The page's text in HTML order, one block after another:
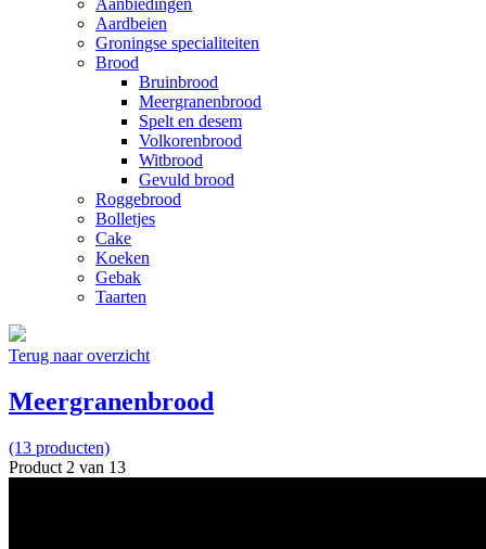
Aardbeien
Groningse specialiteiten
Brood
Bruinbrood
Meergranenbrood
Spelt en desem
Volkorenbrood
Witbrood
Gevuld brood
Roggebrood
Bolletjes
Cake
Koeken
Gebak
Taarten
Terug naar overzicht
Meergranenbrood
(13 producten)
Product 2 van 13